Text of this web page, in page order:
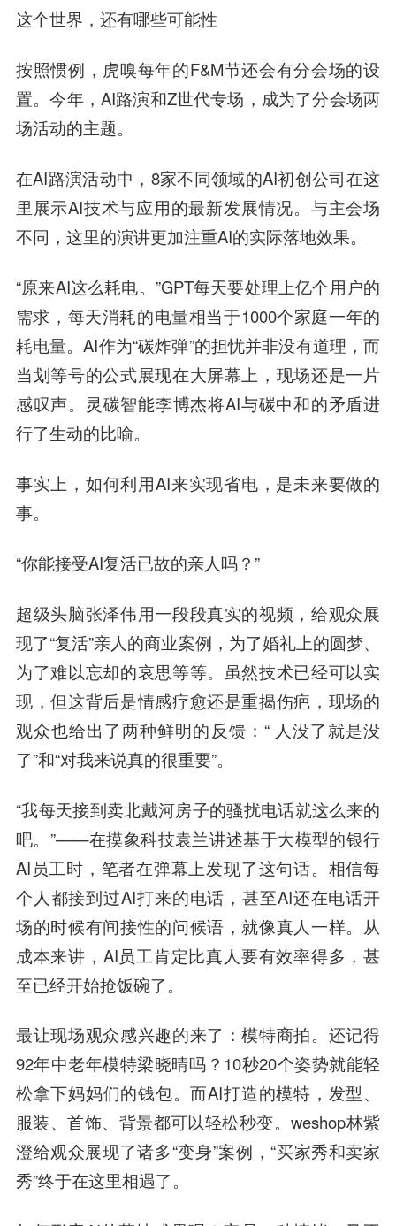
这个世界，还有哪些可能性
按照惯例，虎嗅每年的F&M节还会有分会场的设
置。今年，AI路演和Z世代专场，成为了分会场两
场活动的主题。
在AI路演活动中，8家不同领域的AI初创公司在这
里展示AI技术与应用的最新发展情况。与主会场
不同，这里的演讲更加注重AI的实际落地效果。
“原来AI这么耗电。”GPT每天要处理上亿个用户的
需求，每天消耗的电量相当于1000个家庭一年的
耗电量。AI作为“碳炸弹”的担忧并非没有道理，而
当划等号的公式展现在大屏幕上，现场还是一片
感叹声。灵碳智能李博杰将AI与碳中和的矛盾进
行了生动的比喻。
事实上，如何利用AI来实现省电，是未来要做的
事。
“你能接受AI复活已故的亲人吗？”
超级头脑张泽伟用一段段真实的视频，给观众展
现了“复活”亲人的商业案例，为了婚礼上的圆梦、
为了难以忘却的哀思等等。虽然技术已经可以实
现，但这背后是情感疗愈还是重揭伤疤，现场的
观众也给出了两种鲜明的反馈：“ 人没了就是没
了”和“对我来说真的很重要”。
“我每天接到卖北戴河房子的骚扰电话就这么来的
吧。”——在摸象科技袁兰讲述基于大模型的银行
AI员工时，笔者在弹幕上发现了这句话。相信每
个人都接到过AI打来的电话，甚至AI还在电话开
场的时候有间接性的问候语，就像真人一样。从
成本来讲，AI员工肯定比真人要有效率得多，甚
至已经开始抢饭碗了。
最让现场观众感兴趣的来了：模特商拍。还记得
92年中老年模特梁晓晴吗？10秒20个姿势就能轻
松拿下妈妈们的钱包。而AI打造的模特，发型、
服装、首饰、背景都可以轻松秒变。weshop林紫
澄给观众展现了诸多“变身”案例，“买家秀和卖家
秀”终于在这里相遇了。